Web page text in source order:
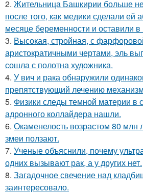
2. Жительница Башкирии больше
после того, как медики сделали ей
месяце беременности и оставили в
3. Высокая, стройная, с
аристократичными чертами, эль
сошла с полотна художника.
4. У вич и рака обнаружили
препятствующий лечению
5. Физики следы темной материи в
адронного коллайдера нашли.
6. Окаменелость возрастом 80 млн
змеи ползают.
7. Ученые объяснили, почему
одних вызывают рак, а у других нет.
8. Загадочное свечение над
заинтересовало.